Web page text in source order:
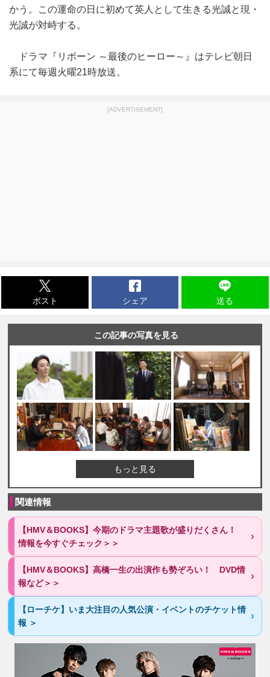
かう。この運命の日に初めて英人として生きる光誠と現・
光誠が対峙する。
ドラマ『リボーン ～最後のヒーロー～』はテレビ朝日
系にて毎週火曜21時放送。
[ADVERTISEMENT]
ポスト シェア 送る
この記事の写真を見る
もっと見る
関連情報
【HMV＆BOOKS】今期のドラマ主題歌が盛りだくさん！
情報を今すぐチェック＞＞
【HMV＆BOOKS】高橋一生の出演作も勢ぞろい！ DVD情
報など＞＞
【ローチケ】いま大注目の人気公演・イベントのチケット情
報 ＞